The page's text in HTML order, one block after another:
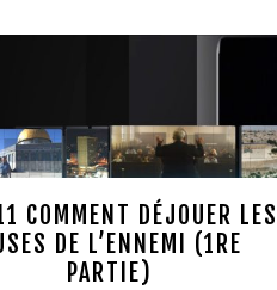
COMMENT DÉJOUER LES
DE L’ENNEMI (1RE
PARTIE)